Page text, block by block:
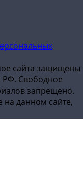
сайта защищены
РФ. Свободное
запрещено.
данном сайте,